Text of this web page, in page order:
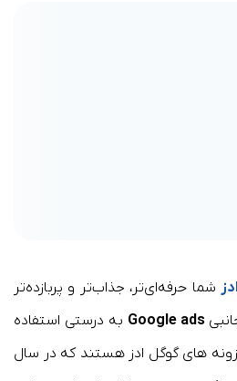
شما حرفه‌ای‌تر، جذاب‌تر و پربازده‌تر
Google ads
به درستی استفاده
های گوگل ادز هستند که در سال